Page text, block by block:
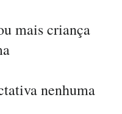
mais criança
nenhuma